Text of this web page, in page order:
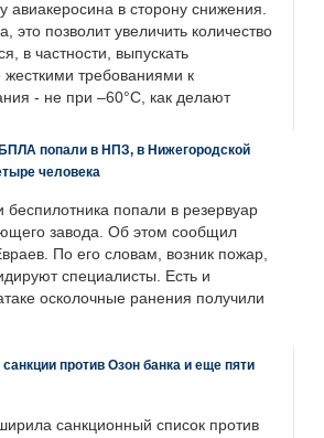
авиакеросина в сторону снижения.
это позволит увеличить количество
в частности, выпускать
требованиями к
- не при –60°C, как делают
попали в НПЗ, в Нижегородской
человека
попали в резервуар
завода. Об этом сообщил
По его словам, возник пожар,
специалисты. Есть и
осколочные ранения получили
против Озон банка и еще пяти
санкционный список против